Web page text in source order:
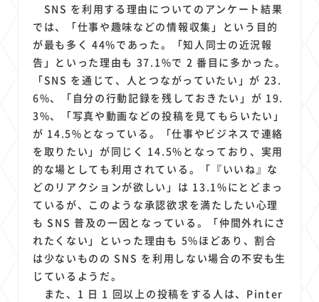
SNS を利用する理由についてのアンケート結果
では、「仕事や趣味などの情報収集」という目的
が最も多く 44%であった。「知人同士の近況報
告」といった理由も 37.1%で 2 番目に多かった。
「SNS を通じて、人とつながっていたい」が 23.
6%、「自分の行動記録を残しておきたい」が 19.
3%、「写真や動画などの投稿を見てもらいたい」
が 14.5%となっている。「仕事やビジネスで連絡
を取りたい」が同じく 14.5%となっており、実用
的な場としても利用されている。「『いいね』な
どのリアクションが欲しい」は 13.1%にとどまっ
ているが、このような承認欲求を満たしたい心理
も SNS 普及の一因となっている。「仲間外れにさ
れたくない」といった理由も 5%ほどあり、割合
は少ないものの SNS を利用しない場合の不安も生
じているようだ。
また、1 日 1 回以上の投稿をする人は、Pinter